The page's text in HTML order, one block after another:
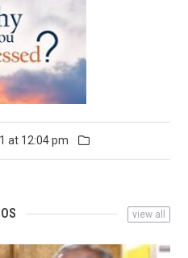
at 12:04 pm
view all